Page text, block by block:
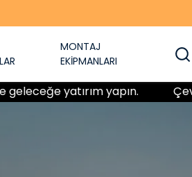
MONTAJ
EKİPMANLARI
yapın. Çevre dostu